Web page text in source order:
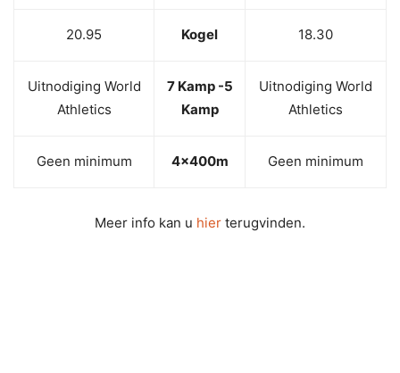
20.95 Kogel 18.30
Uitnodiging World
Athletics
7 Kamp -5
Kamp
Uitnodiging World
Athletics
Geen minimum 4x400m Geen minimum
Meer info kan u hier terugvinden.